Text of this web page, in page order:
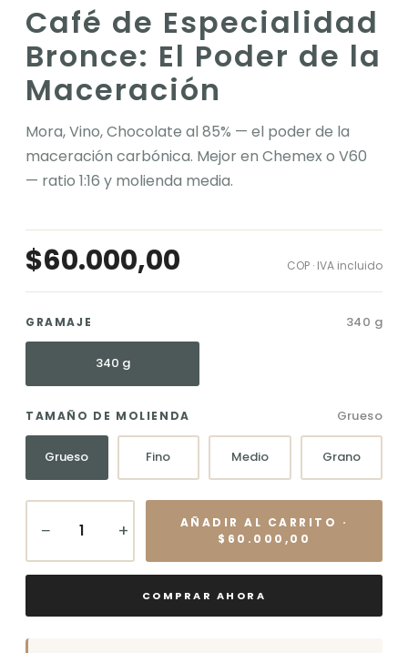
Café de Especialidad
Bronce: El Poder de la
Maceración
Mora, Vino, Chocolate al 85% — el poder de la
maceración carbónica. Mejor en Chemex o V60
— ratio 1:16 y molienda media.
$60.000,00 COP · IVA incluido
GRAMAJE 340 g
340 g
TAMAÑO DE MOLIENDA Grueso
Grueso Fino Medio Grano
− +
AÑADIR AL CARRITO ·
$60.000,00
COMPRAR AHORA